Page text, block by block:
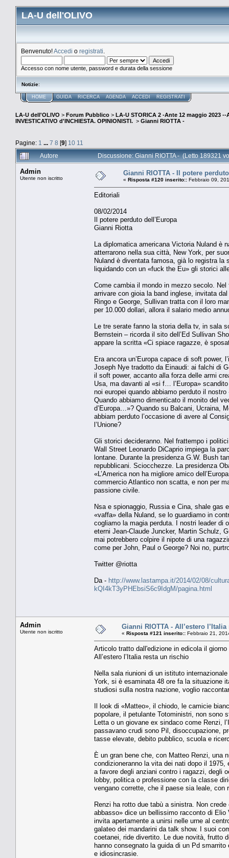
LA-U dell'OLIVO
Benvenuto!Accedi o registrati
Accesso con nome utente, password e durata della sessione
Notizie:
HOME GUIDA RICERCA AGENDA ACCEDI REGISTRATI
LA-U dell'OLIVO > Forum Pubblico > LA-U STORICA 2 -Ante 12 maggio 2023 --
INVESTICATIVO d'INCHIESTA. OPINIONISTI. > Gianni RIOTTA -
Pagine: 1 ... 7 8 [9] 10 11
Autore
Discussione: Gianni RIOTTA - (Letto 189321
Admin
Utente non iscritto
Gianni RIOTTA - Il potere
« Risposta #120 inserito:: Febbraio 09,
Editoriali
08/02/2014
Il potere perduto dell’Europa
Gianni Riotta
La diplomatica americana Victoria Nuland è
atterrarono nella sua città, New York, per
Nuland è diventata famosa, già lo registra la
liquidando con un «fuck the Eu» gli storici
Come cambia il mondo in mezzo secolo. Nel
arrivare con gioia la band inglese, invitata
Ringo e George, Sullivan tratta con il loro
per 10.000 dollari, allora il salario medio
Le tre serate fanno la storia della tv, in sala
Bernstein – ricorda il sito dell’Ed Sullivan
appare la scritta «Ci spiace ragazze, è
Era ancora un’Europa capace di soft
Joseph Nye tradotto da Einaudi: ai falchi di
il soft power, accanto alla forza delle armi
Usa, ma davanti al «si f… l’Europa»
noi europei quando abbiamo perduto il
Quando abbiamo dimenticato il monito del
d’Europa…»? Quando su Balcani, Ucraina,
abbiam perduto l’occasione di avere al
l’Unione?
Gli storici decideranno. Nel frattempo i
Wall Street Leonardo DiCaprio impiega la
lontane. Durante la presidenza G.W. Bush
repubblicani. Sciocchezze. La presidenza
«L’America non ha migliore amico
commercio Atlantico non scatta, e non per
passione civile.
Nsa e spionaggio, Russia e Cina, shale gas
«vaffa» della Nuland, se lo guardiamo in
cogliamo la magia perduta. I nostri leader di
eterni Jean-Claude Juncker, Martin Schulz,
mai potrebbero colpire il nipote di una
come per John, Paul o George? Noi no,
Twitter @riotta
Da - http://www.lastampa.it/2014/02/08/
kQI4kT3yPHEbsiS6c9IdgM/pagina.html
Admin
Utente non iscritto
Gianni RIOTTA - All’estero
« Risposta #121 inserito:: Febbraio 21,
Articolo tratto dall'edizione in edicola il giorno
All’estero l’Italia resta un rischio
Nella sala riunioni di un istituto
York, si è esaminata 48 ore fa la situazione
studiosi sulla nostra nazione, voglio
Il look di «Matteo», il chiodo, le camicie
popolare, il petulante Totoministri, non sono
Letta o un giovane ex sindaco come Renzi,
passavano crudi sono Pil, disoccupazione,
tasse elevate, debito pubblico, scuola e
È un gran bene che, con Matteo Renzi, una
condizioneranno la vita dei nati dopo il
a favore degli anziani contro i ragazzi, degli
lobby, politica o professione con la classe
vengano corrette, che il paese sia leale, con
Renzi ha rotto due tabù a sinistra. Non
abbasso» dice un bellissimo racconto di
invita apertamente a unirsi nelle urne al
galateo dei mandarini da talk show. I suoi
coetanei, ride divertito. Le due novità, frutto
hanno consegnato la guida di un Pd
e idiosincrasie.